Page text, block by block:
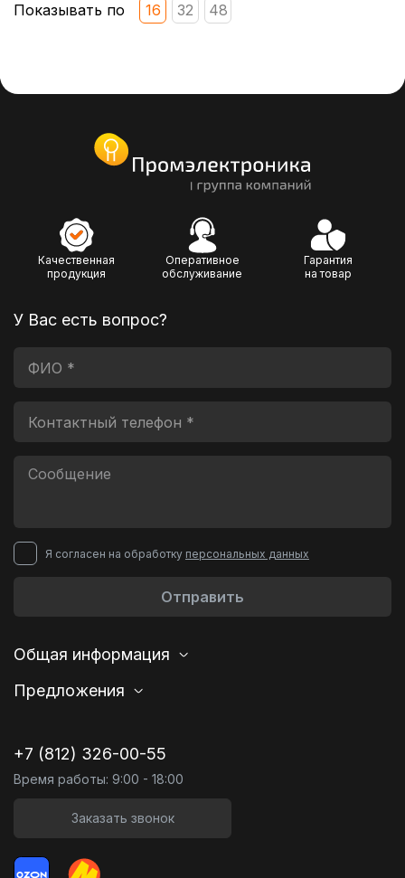
Показывать по 16 32 48
Качественная
продукция
Оперативное
обслуживание
Гарантия
на товар
У Вас есть вопрос?
Я согласен на обработку персональных данных
Отправить
Общая информация
Предложения
+7 (812) 326-00-55
Время работы: 9:00 - 18:00
Заказать звонок